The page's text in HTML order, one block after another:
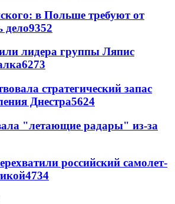
в Польше требуют от
дело9352
лидера группы Ляпис
6273
стратегический запас
Днестра5624
"летающие радары" из-за
российский самолет-
4734